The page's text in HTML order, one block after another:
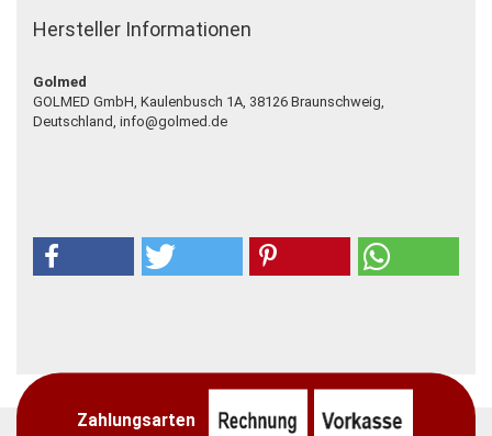
Hersteller Informationen
Golmed
GOLMED GmbH, Kaulenbusch 1A, 38126 Braunschweig,
Deutschland, info@golmed.de
Zahlungsarten